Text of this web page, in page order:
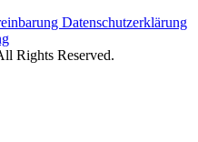
Datenschutzerklärung
Rights Reserved.